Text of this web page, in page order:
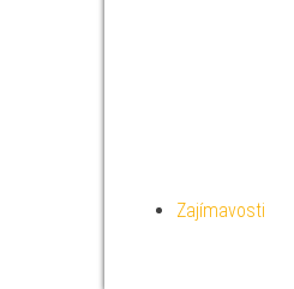
Zajímavosti